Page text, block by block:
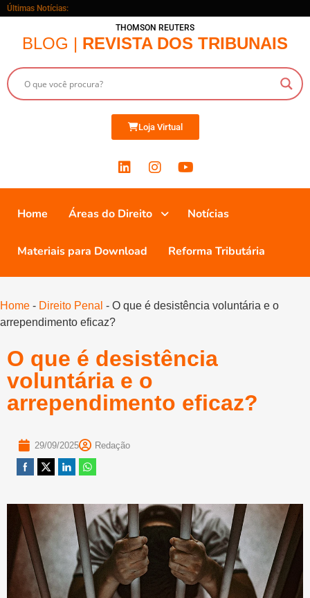
Últimas Notícias:
THOMSON REUTERS
BLOG | REVISTA DOS TRIBUNAIS
Loja Virtual
Home Áreas do Direito Notícias
Materiais para Download Reforma Tributária
Home - Direito Penal - O que é desistência voluntária e o
arrependimento eficaz?
O que é desistência
voluntária e o
arrependimento eficaz?
29/09/2025 Redação